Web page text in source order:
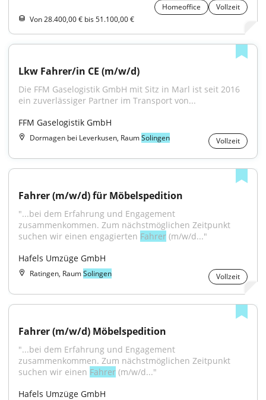
Homeoffice
Vollzeit
Von 28.400,00 € bis 51.100,00 €
Lkw Fahrer/in CE (m/w/d)
Die FFM Gaselogistik GmbH mit Sitz in Marl ist seit 2016
ein zuverlässiger Partner im Transport von...
FFM Gaselogistik GmbH
Dormagen bei Leverkusen, RaumSolingen Vollzeit
Fahrer (m/w/d) für Möbelspedition
"...bei dem Erfahrung und Engagement
zusammenkommen. Zum nächstmöglichen Zeitpunkt
suchen wir einen engagierten Fahrer (m/w/d..."
Hafels Umzüge GmbH
Ratingen, RaumSolingen Vollzeit
Fahrer (m/w/d) Möbelspedition
"...bei dem Erfahrung und Engagement
zusammenkommen. Zum nächstmöglichen Zeitpunkt
suchen wir einen Fahrer (m/w/d..."
Hafels Umzüge GmbH